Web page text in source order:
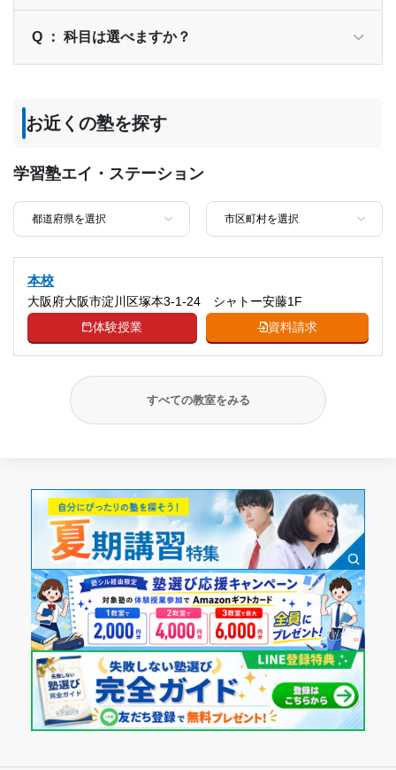
Q ： 科目は選べますか？
お近くの塾を探す
学習塾エイ・ステーション
本校
大阪府大阪市淀川区塚本3-1-24 シャトー安藤1F
体験授業
資料請求
すべての教室をみる